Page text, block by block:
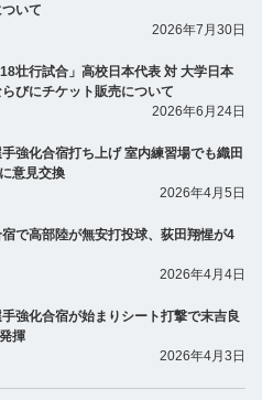
いて
2026年7月30日
18壮行試合」高校日本代表 対 大学日本
びにチケット販売について
2026年6月24日
強化合宿打ち上げ 室内練習場でも織田
意見交換
2026年4月5日
で高部陸が無安打投球、荻田翔惺が4
2026年4月4日
強化合宿が始まりシート打撃で末吉良
揮
2026年4月3日